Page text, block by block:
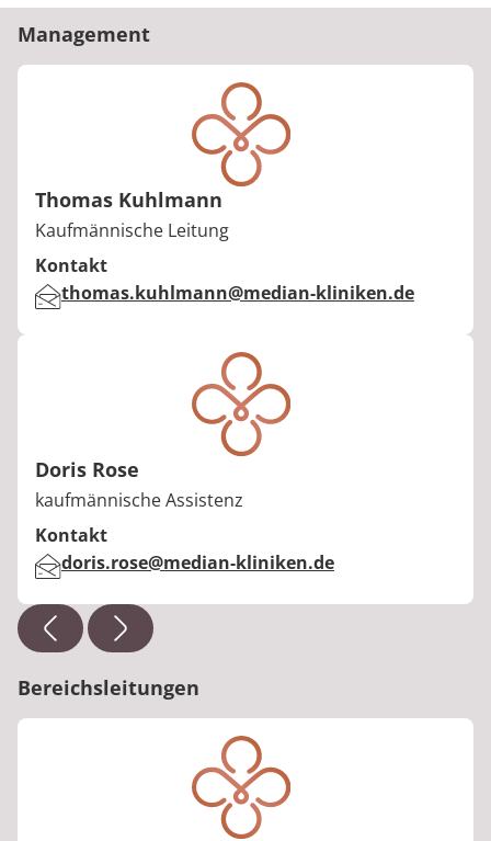
Management
Thomas Kuhlmann
Berufstitel:
Kaufmännische Leitung
Kontakt
E-Mail:thomas.kuhlmann@median-kliniken.de
Doris Rose
Berufstitel:
kaufmännische Assistenz
Kontakt
E-Mail:doris.rose@median-kliniken.de
Bereichsleitungen